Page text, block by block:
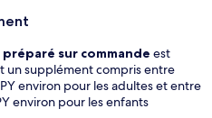
sur commande est
un supplément compris entre
environ pour les adultes et entre
environ pour les enfants